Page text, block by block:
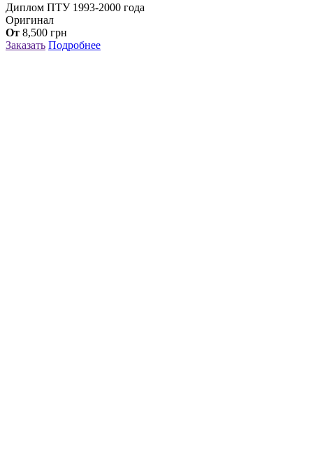
Диплом ПТУ 1993-2000 года
Оригинал
От 8,500 грн
Заказать Подробнее